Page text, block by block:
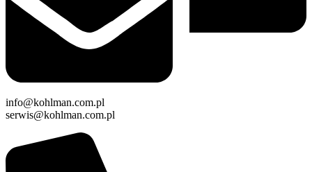
info@kohlman.com.pl
serwis@kohlman.com.pl